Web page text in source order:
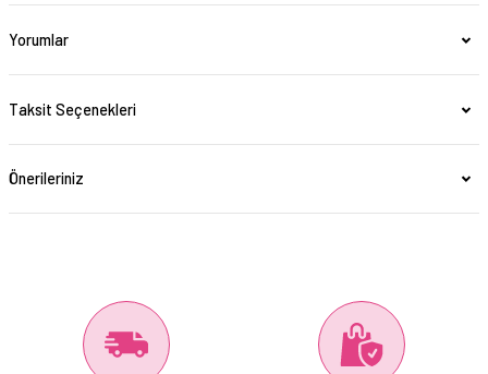
Yorumlar
Taksit Seçenekleri
Önerileriniz